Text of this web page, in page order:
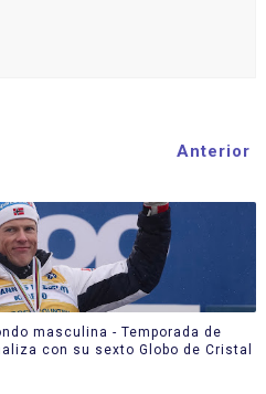
Anterior
masculina - Temporada de
con su sexto Globo de Cristal